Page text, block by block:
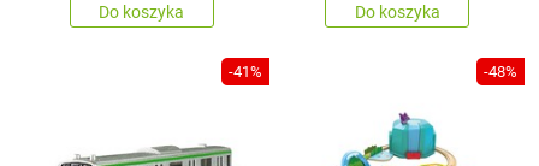
Do koszyka Do koszyka
-41% -48%